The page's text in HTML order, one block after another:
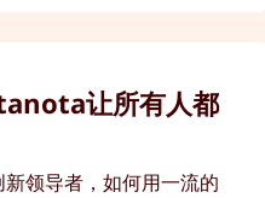
让所有人都
领导者，如何用一流的